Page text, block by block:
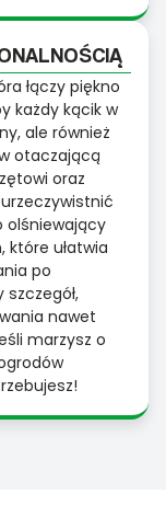
łączy piękno
każdy kącik w
ale również
otaczającą
oraz
olśniewający
ułatwia
po
nawet
marzysz o